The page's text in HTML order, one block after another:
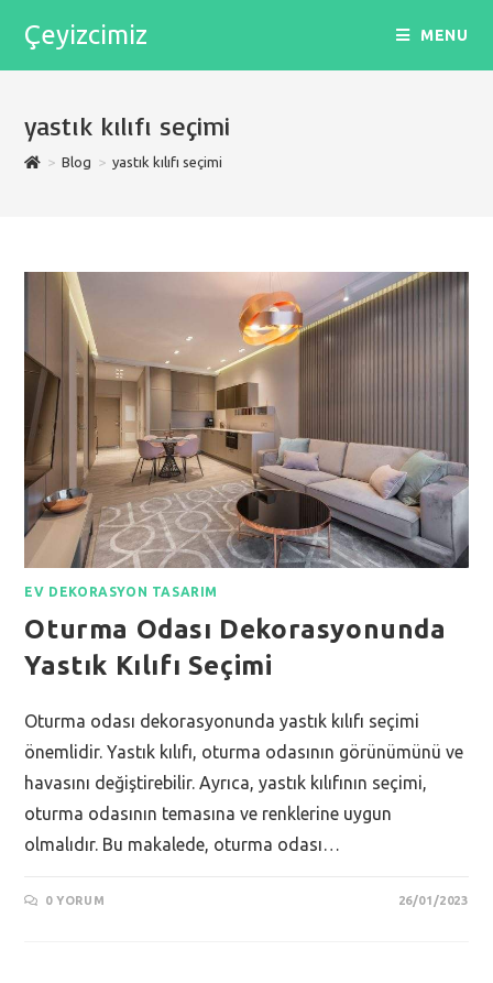
content
Çeyizcimiz MENU
yastık kılıfı seçimi
> Blog > yastık kılıfı seçimi
EV DEKORASYON TASARIM
Oturma Odası Dekorasyonunda
Yastık Kılıfı Seçimi
Oturma odası dekorasyonunda yastık kılıfı seçimi
önemlidir. Yastık kılıfı, oturma odasının görünümünü ve
havasını değiştirebilir. Ayrıca, yastık kılıfının seçimi,
oturma odasının temasına ve renklerine uygun
olmalıdır. Bu makalede, oturma odası…
0 YORUM 26/01/2023